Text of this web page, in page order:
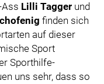
Ass Lilli Tagger und
finden sich
auf dieser
Sport
Sporthilfe-
uns sehr, dass so